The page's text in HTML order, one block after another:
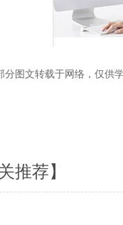
分图文转载于网络，仅供
推荐】